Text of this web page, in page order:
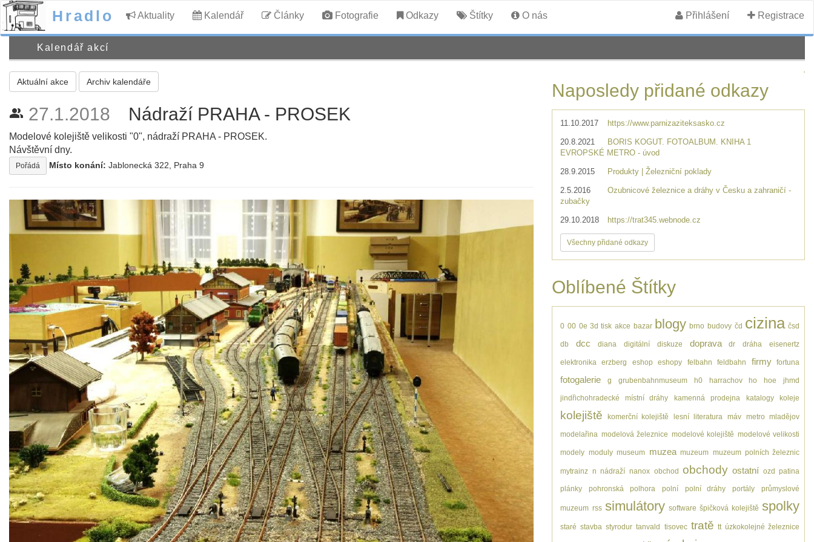
Hradlo Aktuality Kalendář Články Fotografie Odkazy Štítky O nás Přihlášení Registrace
Kalendář akcí
Aktuální akce Archiv kalendáře
people_alt 27.1.2018 Nádraží PRAHA - PROSEK
Modelové kolejiště velikosti "0", nádraží PRAHA - PROSEK.
Návštěvní dny.
Pořádá Místo konání: Jablonecká 322, Praha 9
Naposledy přidané odkazy
11.10.2017 https://www.parnizaziteksasko.cz
20.8.2021
BORIS KOGUT. FOTOALBUM. KNIHA 1
EVROPSKÉ METRO - úvod
28.9.2015 Produkty | Železniční poklady
2.5.2016
Ozubnicové železnice a dráhy v Česku a zahraničí -
zubačky
29.10.2018 https://trat345.webnode.cz
Všechny přidané odkazy
Oblíbené Štítky
0 00 0e 3d tisk akce bazar blogy brno budovy čd cizina čsd
db dcc diana digitální diskuze doprava dr dráha eisenertz
elektronika erzberg eshop eshopy felbahn feldbahn firmy fortuna
fotogalerie g grubenbahnmuseum h0 harrachov ho hoe jhmd
jindřichohradecké místní dráhy kamenná prodejna katalogy koleje
kolejiště komerční kolejiště lesní literatura máv metro mladějov
modelařina modelová železnice modelové kolejiště modelové velikosti
modely moduly museum muzea muzeum muzeum polních železnic
mytrainz n nádraží nanox obchod obchody ostatní ozd patina
plánky pohronská polhora polní polní dráhy portály průmyslové
muzeum rss simulátory software špičková kolejiště spolky
staré stavba styrodur tanvald tisovec tratě tt úzkokolejné železnice